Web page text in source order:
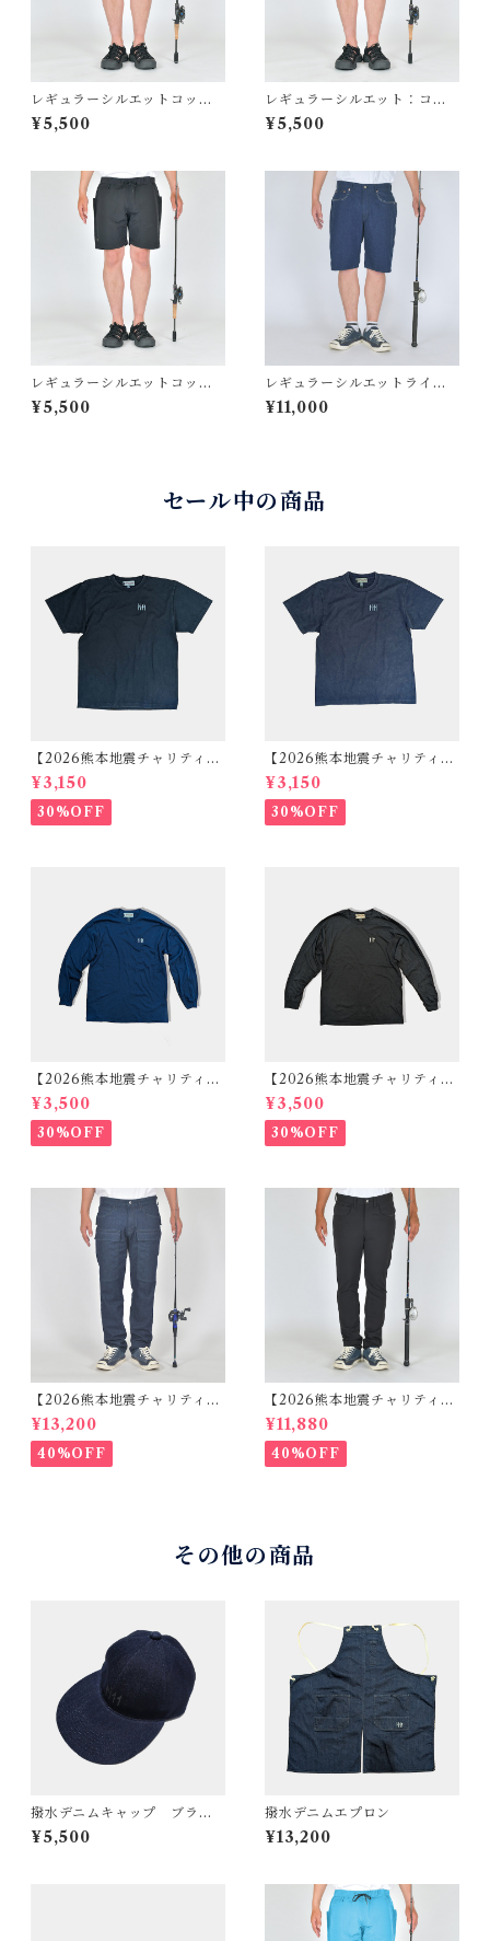
レギュラーシルエットコット
ンナイロンイージーショート
パンツ ブラウン BW-307FL
¥5,500
レギュラーシルエット：コッ
トンナイロンイージーショー
トパンツ カーキ BW-307FL
¥5,500
レギュラーシルエットコット
ンナイロンイージーショート
パンツ ブラック BW-307FL
¥5,500
レギュラーシルエットライト
オンスデニムショートパンツ
BW-106FLS
¥11,000
セール中の商品
【2026熊本地震チャリティセ
ール】ロゴ刺繍ヴィンテージ
テイストTシャツ ブラック
¥3,150
30%OFF
【2026熊本地震チャリティセ
ール】ロゴ刺繍ヴィンテージ
テイストTシャツ ネイビー
¥3,150
30%OFF
【2026熊本地震チャリティセ
ール】ロゴ刺繍ロングTシャ
ツ ネイビー
¥3,500
30%OFF
【2026熊本地震チャリティセ
ール】ロゴ刺繍ロングTシャ
ツ ブラック
¥3,500
30%OFF
【2026熊本地震チャリティセ
ール】マルチポケットデニム
パンツ BW-201VM
¥13,200
40%OFF
【2026熊本地震チャリティセ
ール】ストレッチポンチパン
ツ ブラック BW-107VM
¥11,880
40%OFF
その他の商品
撥水デニムキャップ ブラッ
クロゴ刺繍 BW-803
¥5,500
撥水デニムエプロン
¥13,200